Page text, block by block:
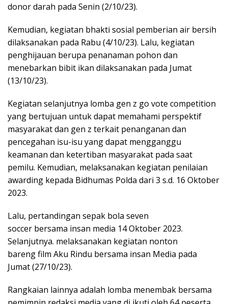
donor darah pada Senin (2/10/23).
Kemudian, kegiatan bhakti sosial pemberian air bersih
dilaksanakan pada Rabu (4/10/23). Lalu, kegiatan
penghijauan berupa penanaman pohon dan
menebarkan bibit ikan dilaksanakan pada Jumat
(13/10/23).
Kegiatan selanjutnya lomba gen z go vote competition
yang bertujuan untuk dapat memahami perspektif
masyarakat dan gen z terkait penanganan dan
pencegahan isu-isu yang dapat mengganggu
keamanan dan ketertiban masyarakat pada saat
pemilu. Kemudian, melaksanakan kegiatan penilaian
awarding kepada Bidhumas Polda dari 3 s.d. 16 Oktober
2023.
Lalu, pertandingan sepak bola seven
soccer bersama insan media 14 Oktober 2023.
Selanjutnya. melaksanakan kegiatan nonton
bareng film Aku Rindu bersama insan Media pada
Jumat (27/10/23).
Rangkaian lainnya adalah lomba menembak bersama